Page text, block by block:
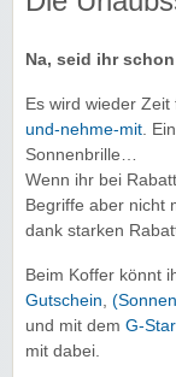
Na, seid ihr
Es wird wieder
und-nehme-mit .
Sonnenbrille…
Wenn ihr bei
Begriffe aber nicht
dank starken
Beim Koffer könnt
Gutschein
und mit dem G-
mit dabei.